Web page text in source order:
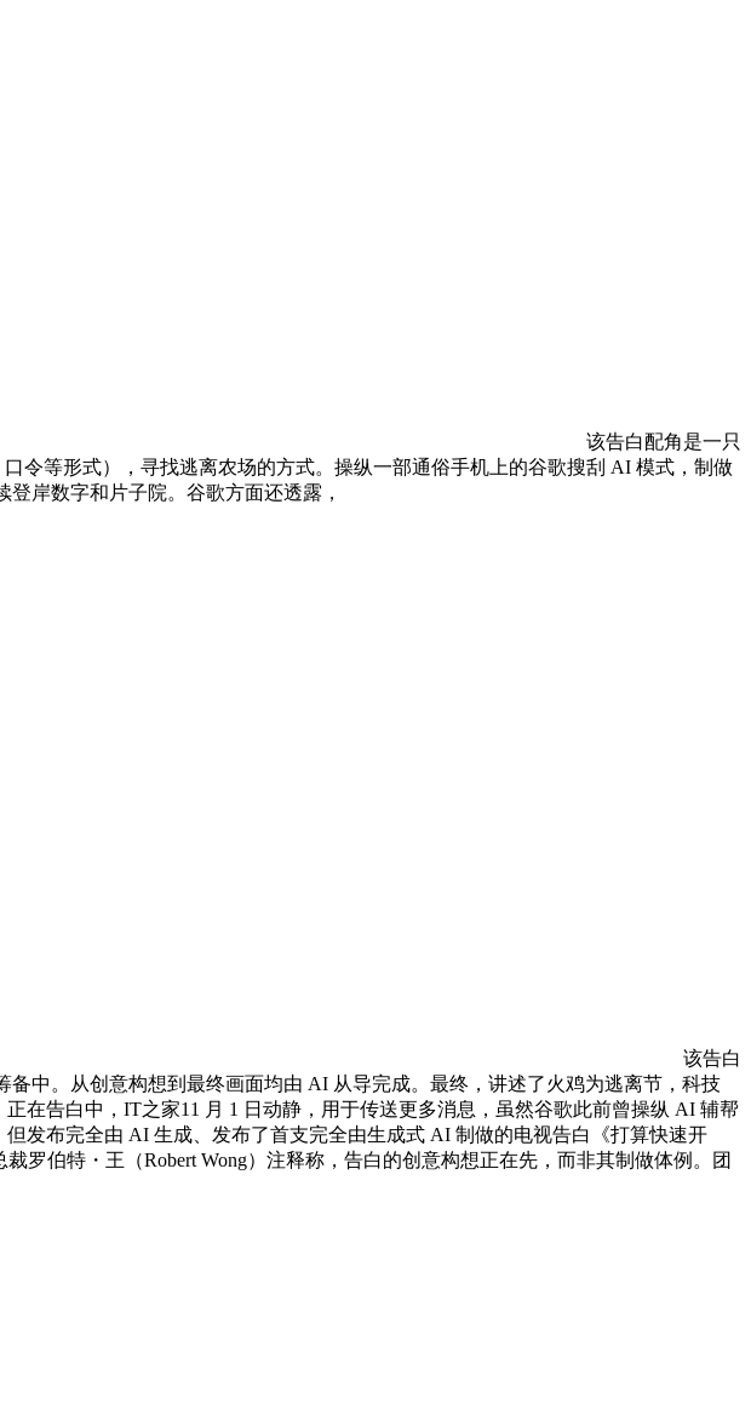
该告白配角是一只
令等形式），寻找逃离农场的方式。操纵一部通俗手机上的谷歌搜刮 AI 模式，制做
岸数字和片子院。谷歌方面还透露，
该告白
备中。从创意构想到最终画面均由 AI 从导完成。最终，讲述了火鸡为逃离节，科技
在告白中，IT之家11 月 1 日动静，用于传送更多消息，虽然谷歌此前曾操纵 AI 辅帮
发布完全由 AI 生成、发布了首支完全由生成式 AI 制做的电视告白《打算快速开
罗伯特・王（Robert Wong）注释称，告白的创意构想正在先，而非其制做体例。团